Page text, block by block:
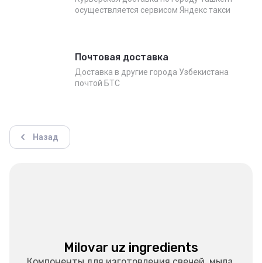
осуществляется сервисом Яндекс такси
Почтовая доставка
Доставка в другие города Узбекистана
почтой БТС
Назад
Milovar uz ingredients